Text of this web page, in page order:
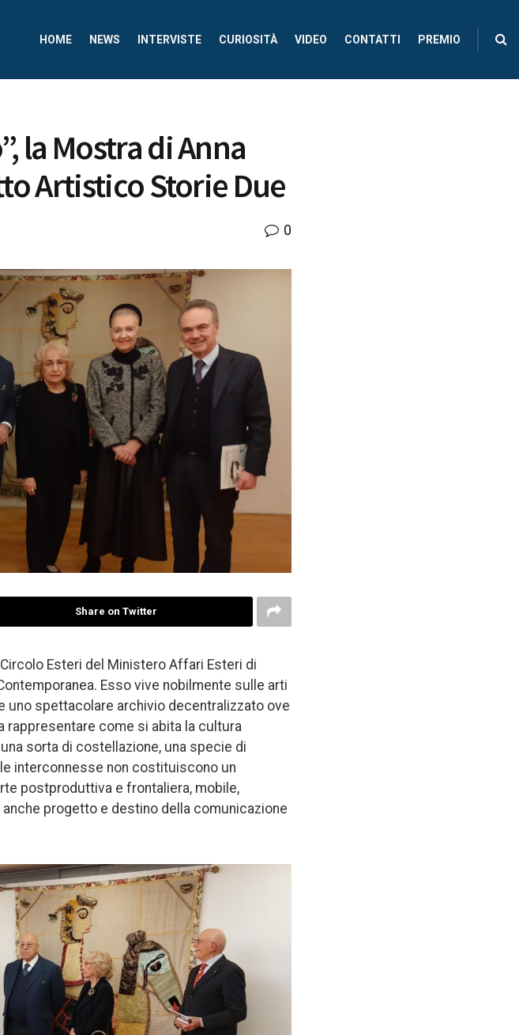
HOME NEWS INTERVISTE CURIOSITÀ VIDEO CONTATTI PREMIO
la Mostra di Anna
Artistico Storie Due
0
Share on Twitter
Esteri del Ministero Affari Esteri di
Esso vive nobilmente sulle arti
uno spettacolare archivio decentralizzato ove
rappresentare come si abita la cultura
sorta di costellazione, una specie di
interconnesse non costituiscono un
postproduttiva e frontaliera, mobile,
progetto e destino della comunicazione